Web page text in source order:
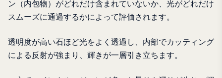
ン（内包物）がどれだけ含まれていないか、光がどれだけ
スムーズに通過するかによって評価されます。
透明度が高い石ほど光をよく透過し、内部でカッティング
による反射が強まり、輝きが一層引き立ちます。